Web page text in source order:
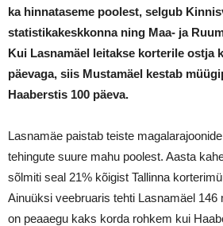
ka hinnataseme poolest, selgub
statistikakeskkonna ning Maa- ja
Kui Lasnamäel leitakse korterile ostja
päevaga, siis Mustamäel kestab
Haaberstis 100 päeva.
Lasnamäe paistab teiste
tehingute suure mahu poolest. Aasta
sõlmiti seal 21% kõigist Tallinna
Ainuüksi veebruaris tehti Lasnamäel 146
on peaaegu kaks korda rohkem kui